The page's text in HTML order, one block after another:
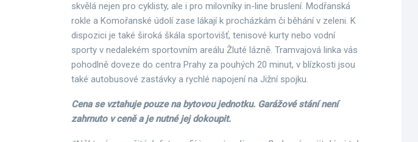
skvělá nejen pro cyklisty, ale i pro milovníky in-line bruslení. Modřanská
rokle a Komořanské údolí zase lákají k procházkám či běhání v zeleni. K
dispozici je také široká škála sportovišť, tenisové kurty nebo vodní
sporty v nedalekém sportovním areálu Žluté lázně. Tramvajová linka vás
pohodlně doveze do centra Prahy za pouhých 20 minut, v blízkosti jsou
také autobusové zastávky a rychlé napojení na Jižní spojku.
Cena se vztahuje pouze na bytovou jednotku. Garážové stání není
zahrnuto v ceně a je nutné jej dokoupit.